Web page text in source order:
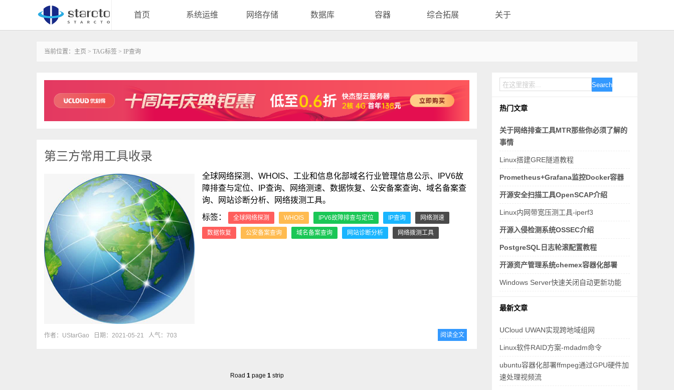
首页 系统运维 网络存储 数据库 容器 综合拓展 关于
当前位置： 主页 > TAG标签 > IP查询
第三方常用工具收录
全球网络探测、WHOIS、工业和信息化部域名行业管理信息公示、IPV6故
障排查与定位、IP查询、网络测速、数据恢复、公安备案查询、域名备案查
询、网站诊断分析、网络拨测工具。
标签：
全球网络探测 WHOIS IPV6故障排查与定位 IP查询 网络测速
数据恢复 公安备案查询 域名备案查询 网站诊断分析 网络拨测工具
作者：UStarGao 日期：2021-05-21 人气：703 阅读全文
Road 1 page 1 strip
Search
热门文章
关于网络排查工具MTR那些你必须了解的
事情
Linux搭建GRE隧道教程
Prometheus+Grafana监控Docker容器
开源安全扫描工具OpenSCAP介绍
Linux内网带宽压测工具-iperf3
开源入侵检测系统OSSEC介绍
PostgreSQL日志轮滚配置教程
开源资产管理系统chemex容器化部署
Windows Server快速关闭自动更新功能
最新文章
UCloud UWAN实现跨地域组网
Linux软件RAID方案-mdadm命令
ubuntu容器化部署ffmpeg通过GPU硬件加
速处理视频流